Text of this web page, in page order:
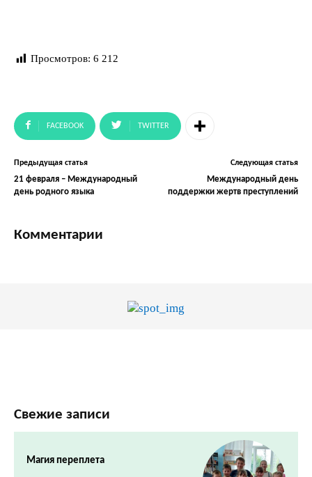
Просмотров: 6 212
FACEBOOK TWITTER
Предыдущая статья
21 февраля – Международный
день родного языка
Следующая статья
Международный день
поддержки жертв преступлений
Комментарии
Свежие записи
Магия переплета